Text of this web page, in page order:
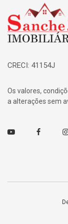
Página inicial
CRECI: 41154J
Os valores,
a alterações sem
Youtube Facebook